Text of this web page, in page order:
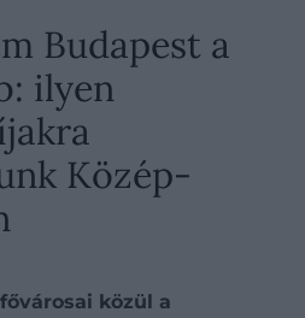
Budapest a
ilyen
Közép-
közül a